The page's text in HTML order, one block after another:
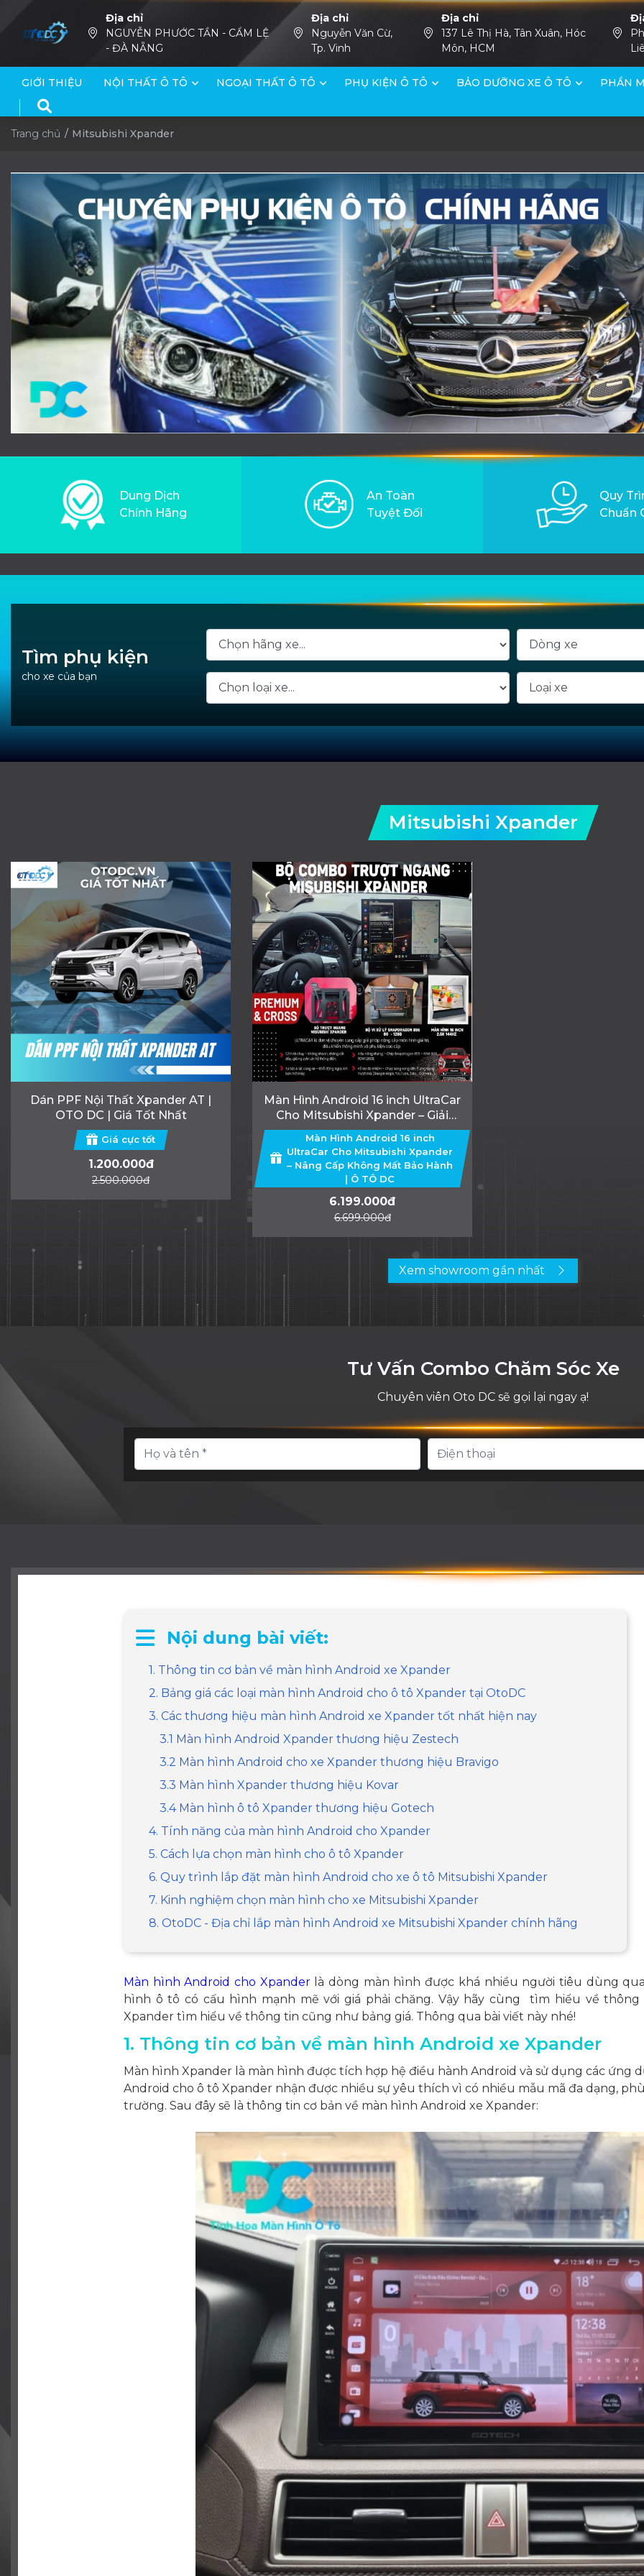
Địa chỉ
NGUYỄN PHƯỚC TẦN - CẨM LỆ
- ĐÀ NẴNG
Địa chỉ
Nguyễn Văn Cừ,
Tp. Vinh
Địa chỉ
137 Lê Thị Hà, Tân Xuân, Hóc
Môn, HCM
GIỚI THIỆU NỘI THẤT Ô TÔ NGOẠI THẤT Ô TÔ PHỤ KIỆN Ô TÔ BẢO DƯỠNG XE Ô TÔ PHẦN
Trang chủ Mitsubishi Xpander
Dung Dịch
Chính Hãng
An Toàn
Tuyệt Đối
Quy
Chuẩn
Tìm phụ kiện
cho xe của bạn
Mitsubishi Xpander
Dán PPF Nội Thất Xpander AT |
OTO DC | Giá Tốt Nhất
Giá cực tốt
1.200.000đ
2.500.000đ
Màn Hình Android 16 inch UltraCar
Cho Mitsubishi Xpander – Giải
Pháp Thông Minh Từ Ô TÔ DC
Màn Hình Android 16 inch
UltraCar Cho Mitsubishi Xpander
– Nâng Cấp Không Mất Bảo Hành
| Ô TÔ DC
6.199.000đ
6.699.000đ
Xem showroom gần nhất
Tư Vấn Combo Chăm Sóc Xe
Chuyên viên Oto DC sẽ gọi lại ngay ạ!
Nội dung bài viết:
1. Thông tin cơ bản về màn hình Android xe Xpander
2. Bảng giá các loại màn hình Android cho ô tô Xpander tại OtoDC
3. Các thương hiệu màn hình Android xe Xpander tốt nhất hiện nay
3.1 Màn hình Android Xpander thương hiệu Zestech
3.2 Màn hình Android cho xe Xpander thương hiệu Bravigo
3.3 Màn hình Xpander thương hiệu Kovar
3.4 Màn hình ô tô Xpander thương hiệu Gotech
4. Tính năng của màn hình Android cho Xpander
5. Cách lựa chọn màn hình cho ô tô Xpander
6. Quy trình lắp đặt màn hình Android cho xe ô tô Mitsubishi Xpander
7. Kinh nghiệm chọn màn hình cho xe Mitsubishi Xpander
8. OtoDC - Địa chỉ lắp màn hình Android xe Mitsubishi Xpander chính hãng
Màn hình Android cho Xpanderlà dòng màn hình được khá nhiều người tiêu dùng
hình ô tô có cấu hình mạnh mẽ với giá phải chăng. Vậy hãy cùng tìm hiểu về
Xpander tìm hiểu về thông tin cũng như bảng giá. Thông qua bài viết này nhé!
1. Thông tin cơ bản về màn hình Android xe Xpander
Màn hình Xpander là màn hình được tích hợp hệ điều hành Android và sử dụng các ứng
Android cho ô tô Xpander nhận được nhiều sự yêu thích vì có nhiều mẫu mã đa dạng,
trường. Sau đây sẽ là thông tin cơ bản về màn hình Android xe Xpander: